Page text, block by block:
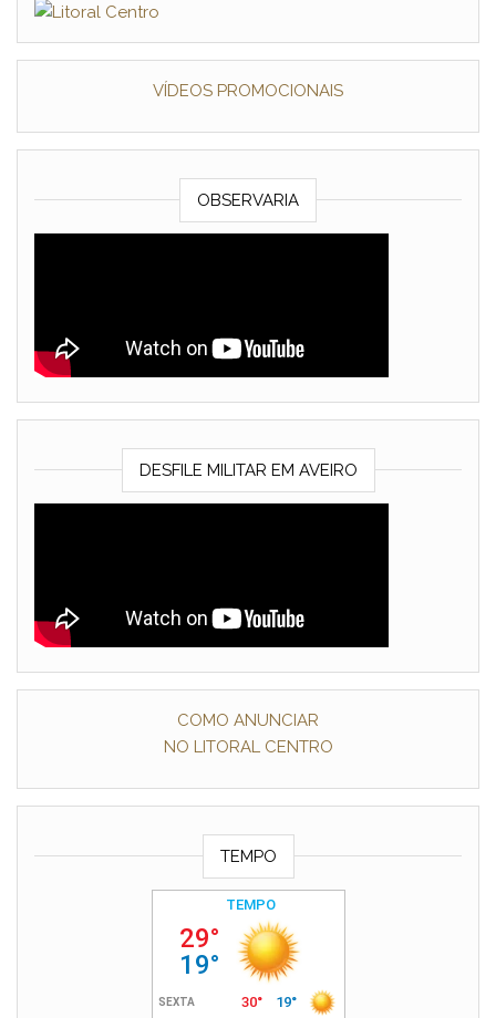
VÍDEOS PROMOCIONAIS
OBSERVARIA
DESFILE MILITAR EM AVEIRO
COMO ANUNCIAR
NO LITORAL CENTRO
TEMPO